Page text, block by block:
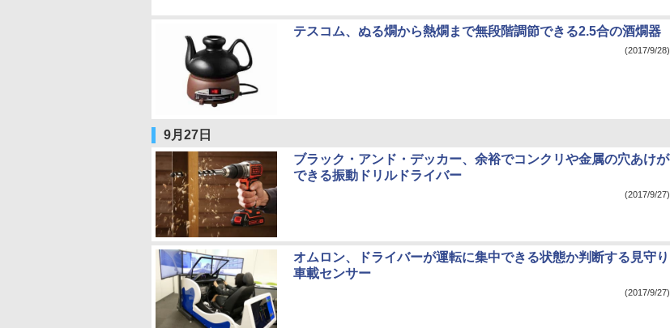
テスコム、ぬる燗から熱燗まで無段階調節できる2.5合の酒燗器
(2017/9/28)
9月27日
ブラック・アンド・デッカー、余裕でコンクリや金属の穴あけが
できる振動ドリルドライバー
(2017/9/27)
オムロン、ドライバーが運転に集中できる状態か判断する見守り
車載センサー
(2017/9/27)